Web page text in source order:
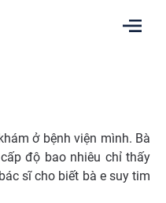
ở bệnh viện mình. Bà
độ bao nhiêu chỉ thấy
sĩ cho biết bà e suy tim